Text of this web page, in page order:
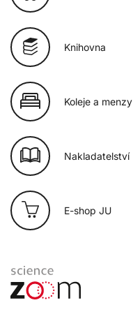
Knihovna
Koleje a menzy
Nakladatelství
E-shop JU